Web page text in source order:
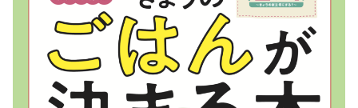
news おかえり
河合＆A.B.C-Z塚田×福井アナ「なんでやねん！？」
（news おかえり）
DAIGOも台所 ～きょうの献立 何にする？～
本日はダイアンなり！シーズン２